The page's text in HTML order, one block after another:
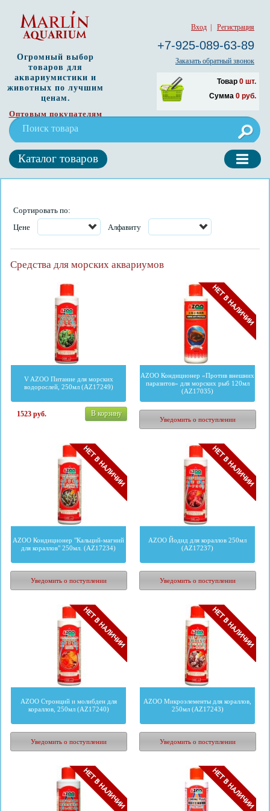
Вход Регистрация
+7-925-089-63-89
Заказать обратный звонок
Товар 0 шт.
Сумма 0 руб.
Огромный выбор
товаров для
аквариумистики и
животных по лучшим
ценам.
Оптовым покупателям
Каталог товаров
Сортировать по:
Цене
Алфавиту
Средства для морских аквариумов
V AZOO Питание для морских
водорослей, 250мл (AZ17249)
1523руб. В корзину
AZOO Кондиционер «Против внешних
паразитов» для морских рыб 120мл
(AZ17035)
Уведомить о поступлении
AZOO Кондиционер "Кальций-магний
для кораллов" 250мл. (AZ17234)
Уведомить о поступлении
AZOO Йодид для кораллов 250мл
(AZ17237)
Уведомить о поступлении
AZOO Стронций и молибден для
кораллов, 250мл (AZ17240)
Уведомить о поступлении
AZOO Микроэлементы для кораллов,
250мл (AZ17243)
Уведомить о поступлении